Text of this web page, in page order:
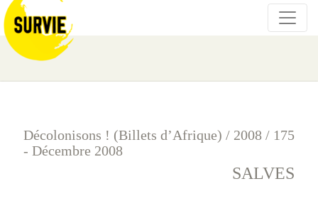
Décolonisons ! (Billets d’Afrique) / 2008 / 175
- Décembre 2008
SALVES